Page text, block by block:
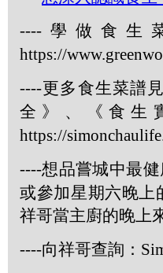
---- 學做食生
https://
----更多食生菜譜
全》、《食生
https://
----想品嘗城中最
或參加星期六晚上
祥哥當主廚的晚上
----向祥哥查詢：